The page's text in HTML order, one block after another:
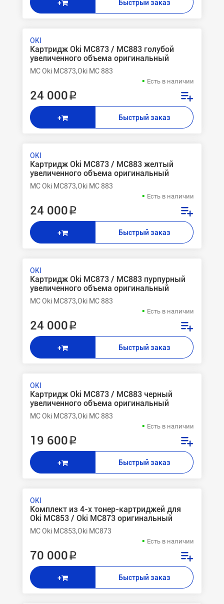
+ Быстрый заказ
OKI
Картридж Oki MC873 / MC883 голубой
увеличенного объема оригинальный
MC Oki MC873,Oki MC 883
Есть в наличии
24 000 ₽
+ Быстрый заказ
OKI
Картридж Oki MC873 / MC883 желтый
увеличенного объема оригинальный
MC Oki MC873,Oki MC 883
Есть в наличии
24 000 ₽
+ Быстрый заказ
OKI
Картридж Oki MC873 / MC883 пурпурный
увеличенного объема оригинальный
MC Oki MC873,Oki MC 883
Есть в наличии
24 000 ₽
+ Быстрый заказ
OKI
Картридж Oki MC873 / MC883 черный
увеличенного объема оригинальный
MC Oki MC873,Oki MC 883
Есть в наличии
19 600 ₽
+ Быстрый заказ
OKI
Комплект из 4-х тонер-картриджей для
Oki MC853 / Oki MC873 оригинальный
MC Oki MC853,Oki MC873
Есть в наличии
70 000 ₽
+ Быстрый заказ